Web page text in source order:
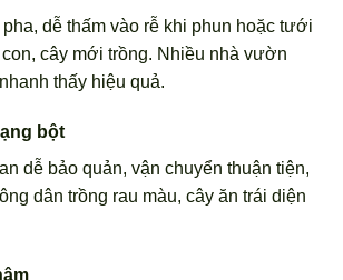
dễ thấm vào rễ khi phun hoặc tưới
cây mới trồng. Nhiều nhà vườn
thấy hiệu quả.
bột
dễ bảo quản, vận chuyển thuận tiện,
dân trồng rau màu, cây ăn trái diện